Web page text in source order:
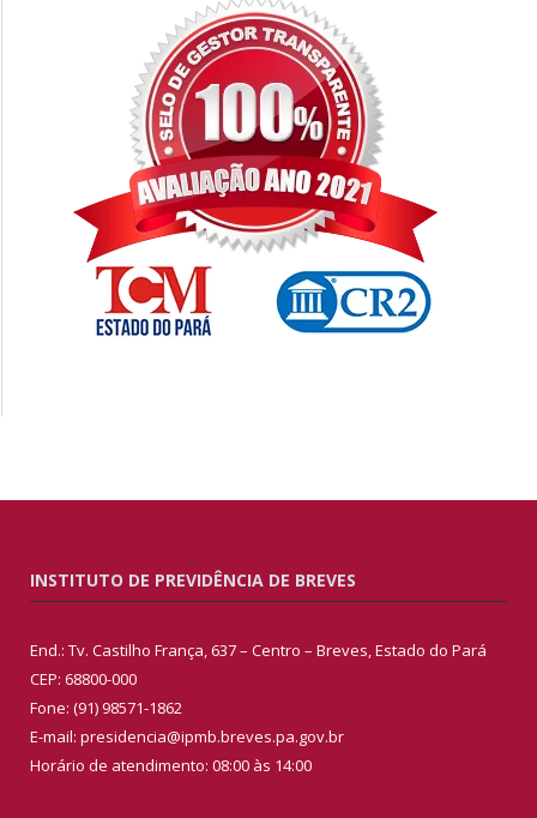
INSTITUTO DE PREVIDÊNCIA DE BREVES
End.: Tv. Castilho França, 637 – Centro – Breves, Estado do Pará
CEP: 68800-000
Fone: (91) 98571-1862
E-mail: presidencia@ipmb.breves.pa.gov.br
Horário de atendimento: 08:00 às 14:00